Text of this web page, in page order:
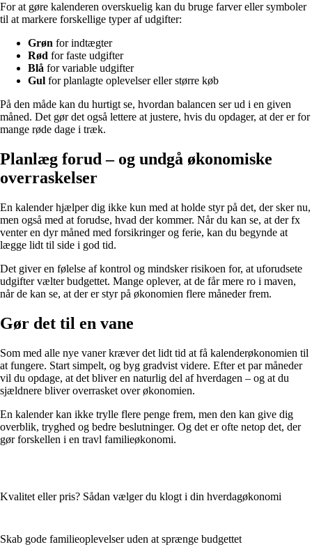
For at gøre kalenderen overskuelig kan du bruge farver eller symboler
til at markere forskellige typer af udgifter:
Grøn for indtægter
Rød for faste udgifter
Blå for variable udgifter
Gul for planlagte oplevelser eller større køb
På den måde kan du hurtigt se, hvordan balancen ser ud i en given
måned. Det gør det også lettere at justere, hvis du opdager, at der er for
mange røde dage i træk.
Planlæg forud – og undgå økonomiske
overraskelser
En kalender hjælper dig ikke kun med at holde styr på det, der sker nu,
men også med at forudse, hvad der kommer. Når du kan se, at der fx
venter en dyr måned med forsikringer og ferie, kan du begynde at
lægge lidt til side i god tid.
Det giver en følelse af kontrol og mindsker risikoen for, at uforudsete
udgifter vælter budgettet. Mange oplever, at de får mere ro i maven,
når de kan se, at der er styr på økonomien flere måneder frem.
Gør det til en vane
Som med alle nye vaner kræver det lidt tid at få kalenderøkonomien til
at fungere. Start simpelt, og byg gradvist videre. Efter et par måneder
vil du opdage, at det bliver en naturlig del af hverdagen – og at du
sjældnere bliver overrasket over økonomien.
En kalender kan ikke trylle flere penge frem, men den kan give dig
overblik, tryghed og bedre beslutninger. Og det er ofte netop det, der
gør forskellen i en travl familieøkonomi.
Kvalitet eller pris? Sådan vælger du klogt i din hverdagøkonomi
Skab gode familieoplevelser uden at sprænge budgettet